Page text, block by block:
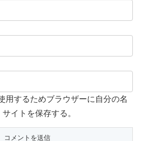
用するためブラウザーに自分の名
イトを保存する。